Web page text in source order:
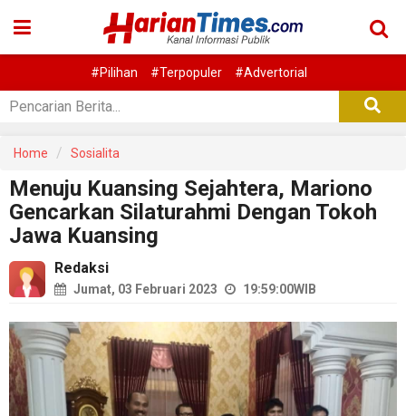
#Pilihan #Terpopuler #Advertorial
Home Sosialita
Menuju Kuansing Sejahtera, Mariono
Gencarkan Silaturahmi Dengan Tokoh
Jawa Kuansing
Redaksi
Jumat, 03 Februari 2023 19:59:00WIB